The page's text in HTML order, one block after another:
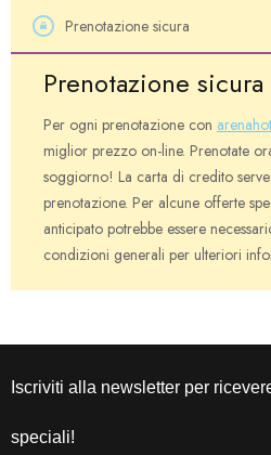
Prenotazione sicura
Prenotazione sicura
Per ogni prenotazione con
miglior prezzo on-line. Prenotate
soggiorno! La carta di credito
prenotazione. Per alcune offerte
anticipato potrebbe essere
condizioni generali per ulteriori
Iscriviti alla newsletter per
speciali!